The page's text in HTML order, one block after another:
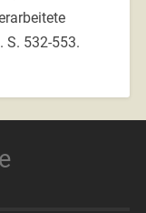
S. 532-553.